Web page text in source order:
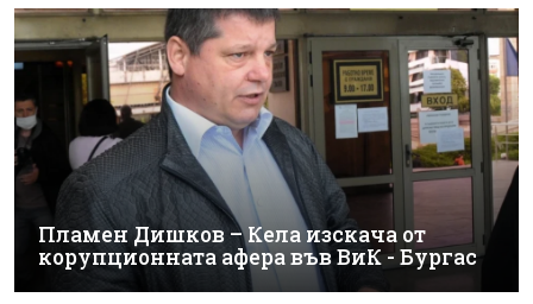
Пламен Дишков – Кела изскача от
корупционната афера във ВиК - Бургас